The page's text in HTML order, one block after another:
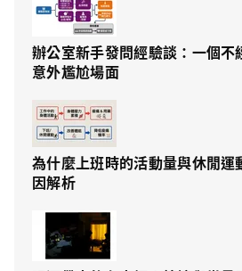
辦公室新手發問經驗談：一個不
意外尷尬場面
為什麼上班時的活動量與休閒運
因解析